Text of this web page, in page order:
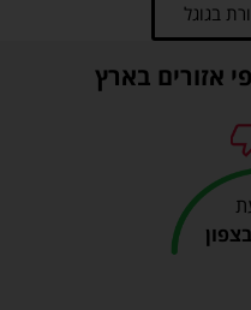
בגוגל
אזורים בארץ
בצפון